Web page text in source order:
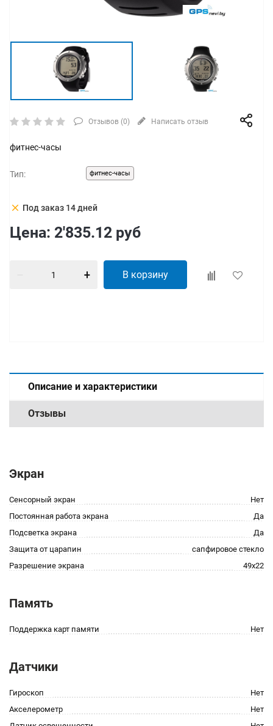
Отзывов (0) Написать отзыв
фитнес-часы
Тип: фитнес-часы
clear Под заказ 14 дней
Цена: 2'835.12 руб
В корзину
Описание и характеристики
Отзывы
Экран
Сенсорный экран
Нет
Постоянная работа экрана
Да
Подсветка экрана
Да
Защита от царапин
сапфировое стекло
Разрешение экрана
49x22
Память
Поддержка карт памяти Нет
Датчики
Гироскоп
Нет
Акселерометр
Нет